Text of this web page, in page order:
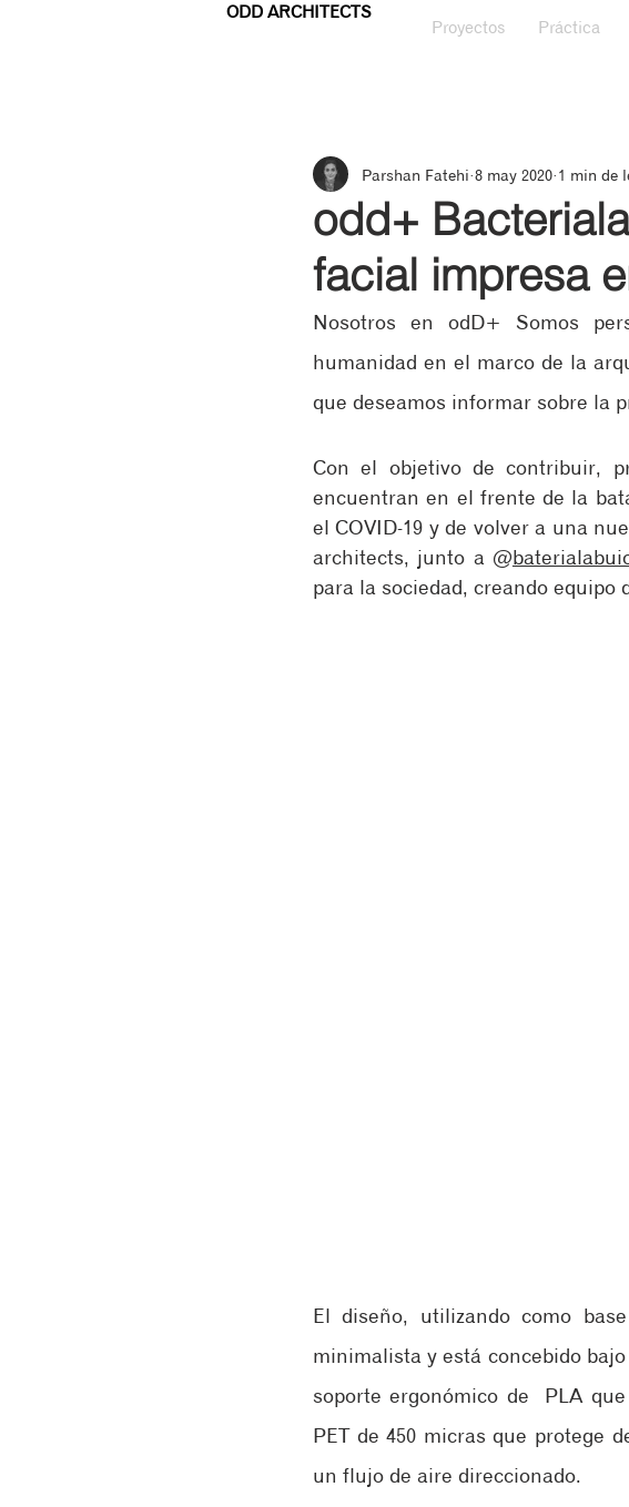
ODD ARCHITECTS
Proyectos Práctica
odd+
facial impresa
Parshan Fatehi 8 may 2020 1 min de
Nosotros en odD+ Somos
humanidad en el marco de la
que deseamos informar sobre la
Con el objetivo de contribuir,
encuentran en el frente de la
el COVID-19 y de volver a una
architects, junto a @
para la sociedad, creando equipo
El diseño, utilizando como
minimalista y está concebido
soporte ergonómico de  PLA
PET de 450 micras que protege
un flujo de aire direccionado.